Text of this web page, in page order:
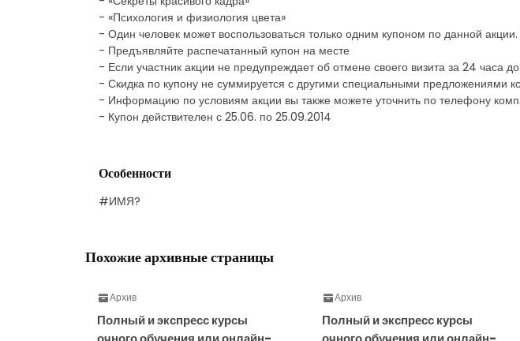
- «Психология и физиология цвета»
- Один человек может воспользоваться только одним купоном по данной
- Предъявляйте распечатанный купон на месте
- Если участник акции не предупреждает об отмене своего визита за 24 часа
- Скидка по купону не суммируется с другими специальными предложениями
- Информацию по условиям акции вы также можете уточнить по телефону
- Купон действителен с 25.06. по 25.09.2014
Особенности
#ИМЯ?
Похожие архивные страницы
Архив
Полный и экспресс курсы
Архив
Полный и экспресс курсы